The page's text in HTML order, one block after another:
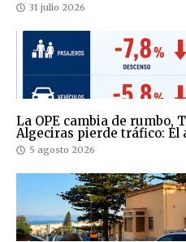
31 julio 2026
La OPE cambia de rumbo,
Algeciras pierde tráfico: El
5 agosto 2026